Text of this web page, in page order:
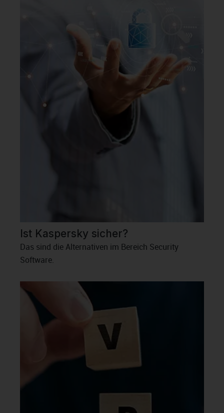
Ist Kaspersky sicher?
Das sind die Alternativen im Bereich Security
Software.